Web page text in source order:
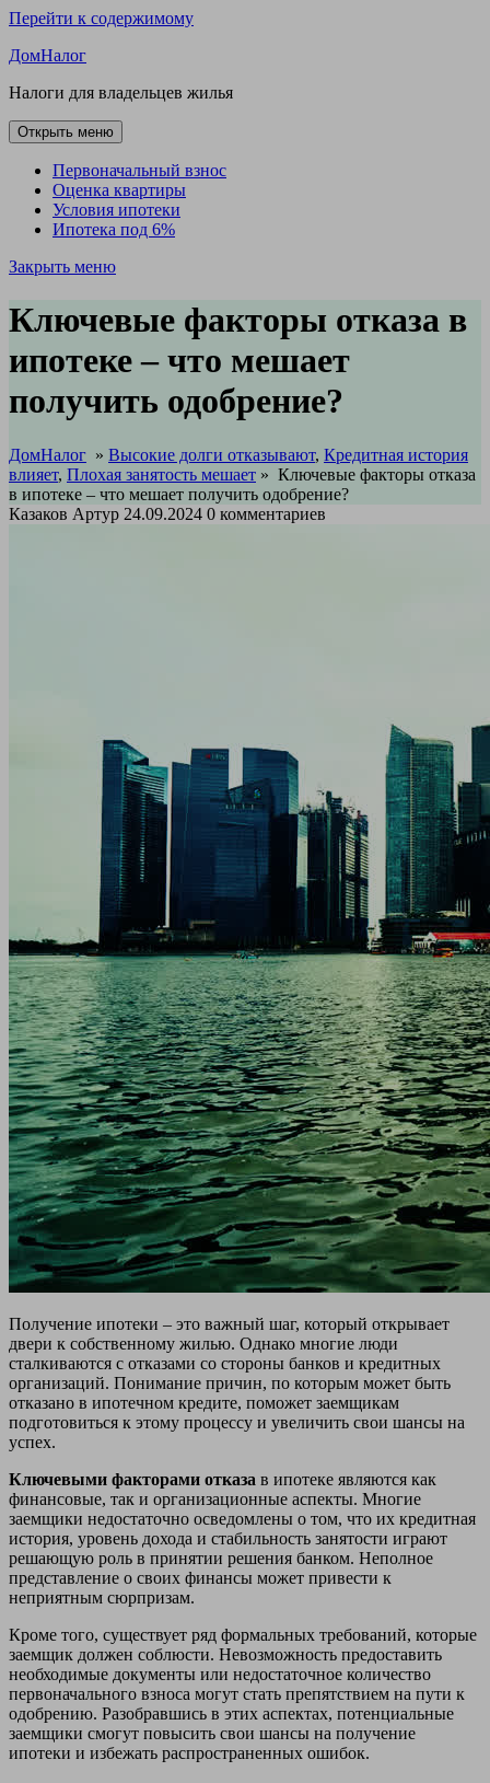
Перейти к содержимому
ДомНалог
Налоги для владельцев жилья
Открыть меню
Первоначальный взнос
Оценка квартиры
Условия ипотеки
Ипотека под 6%
Закрыть меню
Ключевые факторы отказа в
ипотеке – что мешает
получить одобрение?
ДомНалог » Высокие долги отказывают, Кредитная история
влияет, Плохая занятость мешает » Ключевые факторы отказа
в ипотеке – что мешает получить одобрение?
Казаков Артур 24.09.2024 0 комментариев
Получение ипотеки – это важный шаг, который открывает
двери к собственному жилью. Однако многие люди
сталкиваются с отказами со стороны банков и кредитных
организаций. Понимание причин, по которым может быть
отказано в ипотечном кредите, поможет заемщикам
подготовиться к этому процессу и увеличить свои шансы на
успех.
Ключевыми факторами отказа в ипотеке являются как
финансовые, так и организационные аспекты. Многие
заемщики недостаточно осведомлены о том, что их кредитная
история, уровень дохода и стабильность занятости играют
решающую роль в принятии решения банком. Неполное
представление о своих финансы может привести к
неприятным сюрпризам.
Кроме того, существует ряд формальных требований, которые
заемщик должен соблюсти. Невозможность предоставить
необходимые документы или недостаточное количество
первоначального взноса могут стать препятствием на пути к
одобрению. Разобравшись в этих аспектах, потенциальные
заемщики смогут повысить свои шансы на получение
ипотеки и избежать распространенных ошибок.